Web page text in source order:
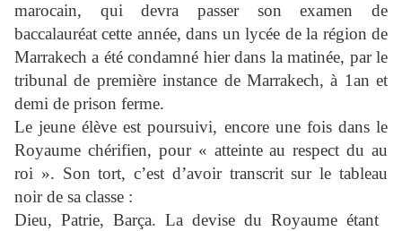
marocain, qui devra passer son examen de
baccalauréat cette année, dans un lycée de la région de
Marrakech a été condamné hier dans la matinée, par le
tribunal de première instance de Marrakech, à 1an et
demi de prison ferme.
Le jeune élève est poursuivi, encore une fois dans le
Royaume chérifien, pour « atteinte au respect du au
roi ». Son tort, c’est d’avoir transcrit sur le tableau
noir de sa classe :
Dieu, Patrie, Barça. La devise du Royaume étant